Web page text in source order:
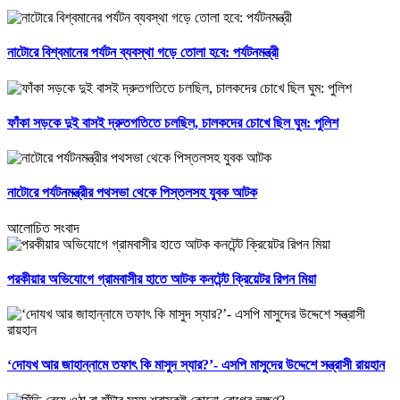
নাটোরে বিশ্বমানের পর্যটন ব্যবস্থা গড়ে তোলা হবে: পর্যটনমন্ত্রী
ফাঁকা সড়কে দুই বাসই দ্রুতগতিতে চলছিল, চালকদের চোখে ছিল ঘুম: পুলিশ
নাটোরে পর্যটনমন্ত্রীর পথসভা থেকে পিস্তলসহ যুবক আটক
আলোচিত সংবাদ
পরকীয়ার অভিযোগে গ্রামবাসীর হাতে আটক কনটেন্ট ক্রিয়েটর রিপন মিয়া
‘দোযখ আর জাহান্নামে তফাৎ কি মাসুদ স্যার?’- এসপি মাসুদের উদ্দেশে সন্ত্রাসী রায়হান